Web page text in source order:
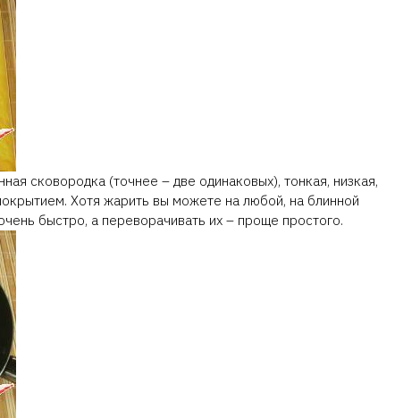
сковородка (точнее – две одинаковых), тонкая, низкая,
Хотя жарить вы можете на любой, на блинной
быстро, а переворачивать их – проще простого.